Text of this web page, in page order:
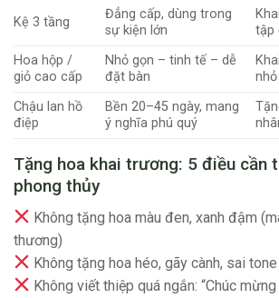
Kệ 3 tầng
Đẳng cấp, dùng trong
sự kiện lớn
tập
Hoa hộp /
giỏ cao cấp
Nhỏ gọn – tinh tế – dễ
đặt bàn
nhỏ
Chậu lan hồ
điệp
Bền 20–45 ngày, mang
ý nghĩa phú quý
Tặng hoa khai trương: 5 điều cần
phong thủy
Không tặng hoa màu đen, xanh đậm
thương)
Không tặng hoa héo, gãy cành, sai
Không viết thiệp quá ngắn: “Chúc